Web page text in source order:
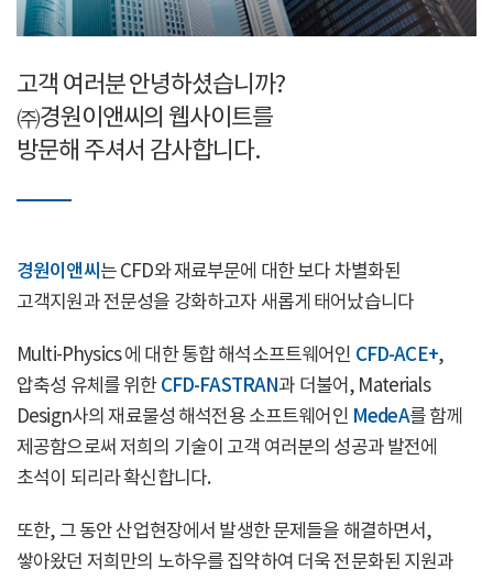
고객 여러분 안녕하셨습니까?
㈜경원이앤씨의 웹사이트를
방문해 주셔서 감사합니다.
경원이앤씨 는 CFD와 재료부문에 대한 보다 차별화된
고객지원과 전문성을 강화하고자 새롭게 태어났습니다
Multi-Physics 에 대한 통합 해석소프트웨어인 CFD-ACE+,
압축성 유체를 위한 CFD-FASTRAN과 더불어, Materials
Design사의 재료물성 해석전용 소프트웨어인 MedeA를 함께
제공함으로써 저희의 기술이 고객 여러분의 성공과 발전에
초석이 되리라 확신합니다.
또한, 그 동안 산업현장에서 발생한 문제들을 해결하면서,
쌓아왔던 저희만의 노하우를 집약하여 더욱 전문화된 지원과